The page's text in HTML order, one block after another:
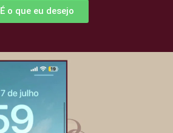
É o que eu desejo